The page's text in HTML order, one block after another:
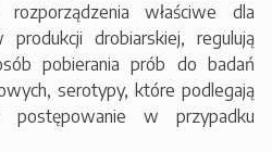
właściwe dla
produkcji drobiarskiej, regulują
pobierania prób do badań
serotypy, które podlegają
postępowanie w przypadku